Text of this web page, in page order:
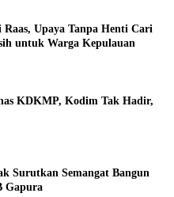
Upaya Tanpa Henti Cari
untuk Warga Kepulauan
KDKMP, Kodim Tak Hadir,
Surutkan Semangat Bangun
Gapura